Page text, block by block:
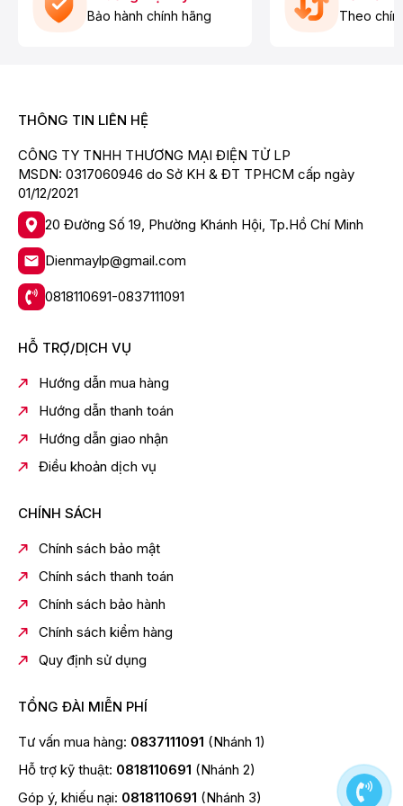
Loại máy:
Máy hút bụi cho xe hơi
Máy hút bụi cầm tay
Máy hút bụi không dây
150W
Công suất hút:
15W
Loại khoang chứa:
Hộp chứa
Bộ lọc thô
Bộ lọc HEPA E10
Các loại đầu hút:
Bảo hành chính hãng Theo
THÔNG TIN LIÊN HỆ
CÔNG TY TNHH THƯƠNG MẠI ĐIỆN TỬ LP
MSDN: 0317060946 do Sở KH & ĐT TPHCM cấp ngày
01/12/2021
20 Đường Số 19, Phường Khánh Hội, Tp.Hồ Chí Minh
Dienmaylp@gmail.com
0818110691-0837111091
HỖ TRỢ/DỊCH VỤ
Hướng dẫn mua hàng
Hướng dẫn thanh toán
Hướng dẫn giao nhận
Điều khoản dịch vụ
CHÍNH SÁCH
Chính sách bảo mật
Chính sách thanh toán
Chính sách bảo hành
Chính sách kiểm hàng
Quy định sử dụng
TỔNG ĐÀI MIỄN PHÍ
Tư vấn mua hàng: 0837111091 (Nhánh 1)
Hỗ trợ kỹ thuật: 0818110691 (Nhánh 2)
Góp ý, khiếu nại: 0818110691 (Nhánh 3)